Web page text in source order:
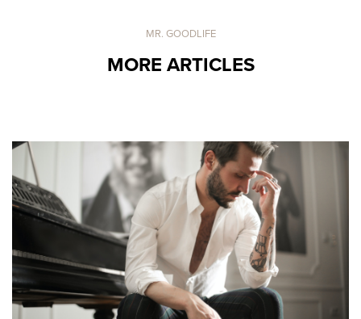
MR. GOODLIFE
MORE ARTICLES